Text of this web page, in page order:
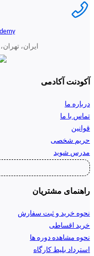
ایران،
آکودنت آکادمی
درباره ما
تماس با ما
قوانین
حریم شخصی
مدرس شوید
راهنمای مشتریان
نحوه خرید و ثبت سفارش
خرید اقساطی
نحوه مشاهده دوره ها
استرداد بلیط کارگاه